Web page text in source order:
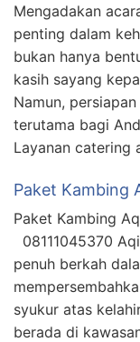
Mengadakan
penting dalam
bukan hanya
kasih sayang
Namun,
terutama bagi
Layanan catering
Paket Kambing
Paket Kambing
08111045370
penuh berkah
syukur atas
berada di